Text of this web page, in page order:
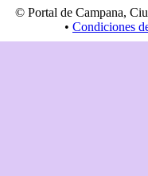
© Portal de Campana,
• Condiciones